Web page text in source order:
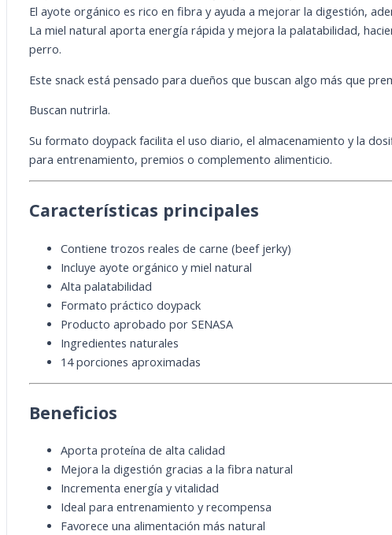
El ayote orgánico es rico en fibra y ayuda a mejorar la digestión,
La miel natural aporta energía rápida y mejora la palatabilidad,
perro.
Este snack está pensado para dueños que buscan algo más que
Buscan nutrirla.
Su formato doypack facilita el uso diario, el almacenamiento y la
para entrenamiento, premios o complemento alimenticio.
Características principales
Contiene trozos reales de carne (beef jerky)
Incluye ayote orgánico y miel natural
Alta palatabilidad
Formato práctico doypack
Producto aprobado por SENASA
Ingredientes naturales
14 porciones aproximadas
Beneficios
Aporta proteína de alta calidad
Mejora la digestión gracias a la fibra natural
Incrementa energía y vitalidad
Ideal para entrenamiento y recompensa
Favorece una alimentación más natural